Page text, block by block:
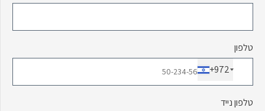
טלפון
+972
טלפון נייד